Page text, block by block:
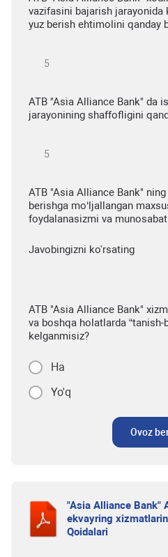
vazifasini bajarish
yuz berish ehtimolini qanday
ATB "Asia Alliance Bank" da
jarayonining shaffofligini
ATB "Asia Alliance Bank"
berishga mo‘ljallangan
foydalanasizmi va
Javobingizni ko'rsating
ATB "Asia Alliance Bank"
va boshqa holatlarda
kelganmisiz?
Ha
Yo'q
Ovoz
"Asia Alliance Bank"
ekvayring
Qoidalari